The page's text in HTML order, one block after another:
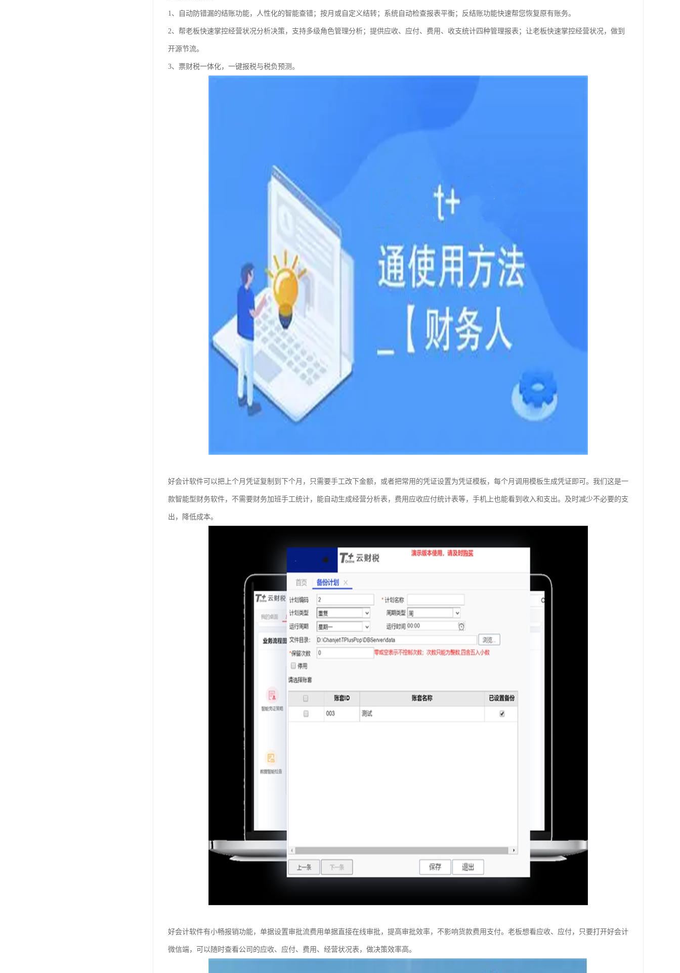
1、自动防错漏的结账功能，人性化的智能查错；按月或自定义结转；系统自动检查报表平衡；反结账功能快速帮您恢复原有账务。
2、帮老板快速掌控经营状况分析决策，支持多级角色管理分析；提供应收、应付、费用、收支统计四种管理报表；让老板快速掌控经营状况，做到
开源节流。
3、票财税一体化，一键报税与税负预测。
好会计软件可以把上个月凭证复制到下个月，只需要手工改下金额，或者把常用的凭证设置为凭证模板，每个月调用模板生成凭证即可。我们这是一
款智能型财务软件，不需要财务加班手工统计，能自动生成经营分析表，费用应收应付统计表等，手机上也能看到收入和支出。及时减少不必要的支
出，降低成本。
好会计软件有小畅报销功能，单据设置审批流费用单据直接在线审批，提高审批效率，不影响货款费用支付。老板想看应收、应付，只要打开好会计
微信端，可以随时查看公司的应收、应付、费用、经营状况表，做决策效率高。